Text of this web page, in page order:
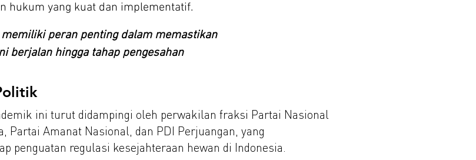
hukum yang kuat dan implementatif.
peran penting dalam memastikan
berjalan hingga tahap pengesahan
ini turut didampingi oleh perwakilan fraksi Partai Nasional
Partai Amanat Nasional, dan PDI Perjuangan, yang
penguatan regulasi kesejahteraan hewan di Indonesia.